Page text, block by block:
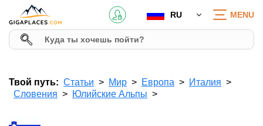
RU MENU
Твой путь: Статьи Мир Европа
Италия
Словения
Юлийские Альпы